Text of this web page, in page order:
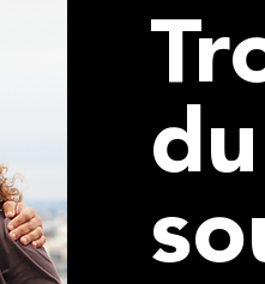
du